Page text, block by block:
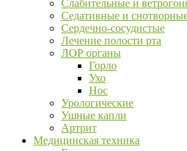
Слабительные и
Седативные и
Сердечно-сосудистые
Лечение полости рта
ЛОР органы
Горло
Ухо
Нос
Урологические
Ушные капли
Артрит
Медицинская техника